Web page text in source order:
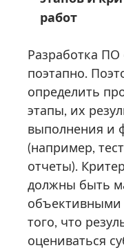
работ
Разработка
поэтапно.
определить
этапы, их
выполнения и
(например,
отчеты).
должны быть
объективными
того, что
оцениваться